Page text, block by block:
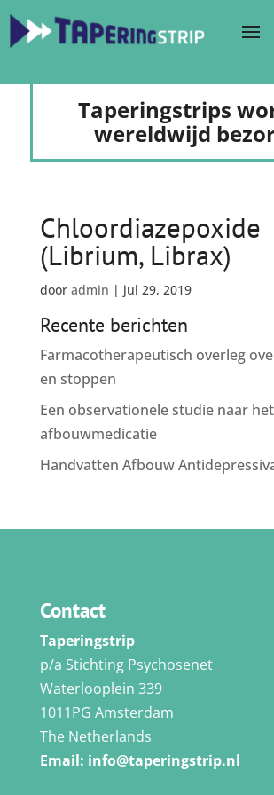
Taperingstrips
wereldwijd
Chloordiazepoxide
(Librium, Librax)
door admin | jul 29, 2019
Recente berichten
Farmacotherapeutisch overleg
en stoppen
Een observationele studie naar
afbouwmedicatie
Handvatten Afbouw
Contact
Taperingstrip
p/a Stichting Psychosenet
Waterlooplein 339
1011PG Amsterdam
The Netherlands
Email: info@taperingstrip.nl